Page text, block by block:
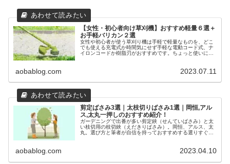
【女性・初心者向け草刈機】おすすめ軽量６選＋
お手軽バリカン２選
女性や初心者が使う草刈り機は手軽で軽量なものを、どこ
でも使える充電式か時間気にせず手軽な電動コード式、ナ
イロンコードか樹脂刃がおすすめです。ちょっと使いには
aobablog.com 2023.07.11
剪定ばさみ3選｜太枝切りばさみ1選｜岡恒,アル
ス,太丸一押しのおすすめ紹介！
ガーデニングで出番が多い剪定鋏（せんていばさみ）と太
い枝切用の枝切鋏（えだきりばさみ）。岡恒、アルス、太
丸。選び方と筆者が自信を持っておすすめする選りすぐり
aobablog.com 2023.04.10